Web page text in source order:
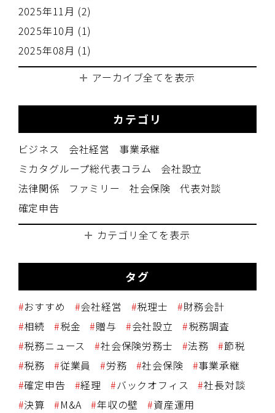
2025年11月 (2)
2025年10月 (1)
2025年08月 (1)
アーカイブ全てを表示
カテゴリ
ビジネス 会社経営
事業承継
ミカタグループ総代表コラム
会社設立
法律関係
ファミリー 社会保険
代表対談
確定申告
カテゴリ全てを表示
タグ
おすすめ 会社経営 税理士
財務会計
相続
税金 贈与 会社設立
税務調査
税務ニュース
社会保険労務士 法務
節税
税務
従業員 労務 社会保険
事業承継
確定申告
経理 バックオフィス
社長対談
決算
M&A 年収の壁
資産運用